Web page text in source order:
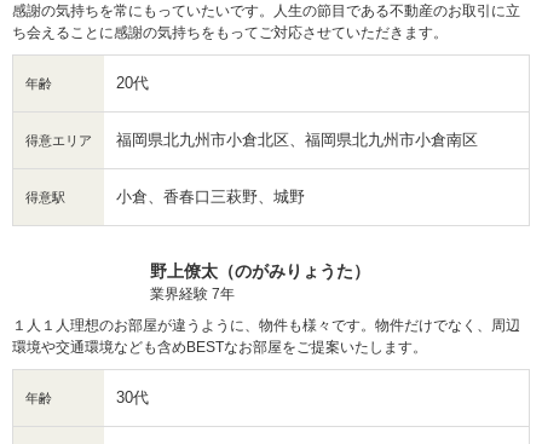
感謝の気持ちを常にもっていたいです。人生の節目である不動産のお取引に立
ち会えることに感謝の気持ちをもってご対応させていただきます。
年齢 20代
得意エリア 福岡県北九州市小倉北区、福岡県北九州市小倉南区
得意駅 小倉、香春口三萩野、城野
野上僚太（のがみりょうた）
業界経験 7年
１人１人理想のお部屋が違うように、物件も様々です。物件だけでなく、周辺
環境や交通環境なども含めBESTなお部屋をご提案いたします。
年齢 30代